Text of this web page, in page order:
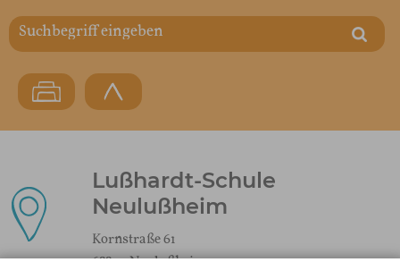
Lußhardt-Schule
Neulußheim
Kornstraße 61
68809 Neulußheim